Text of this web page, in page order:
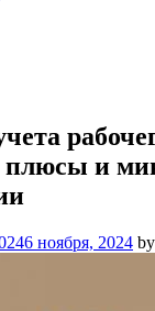
плюсы и
6 ноября, 2024 by